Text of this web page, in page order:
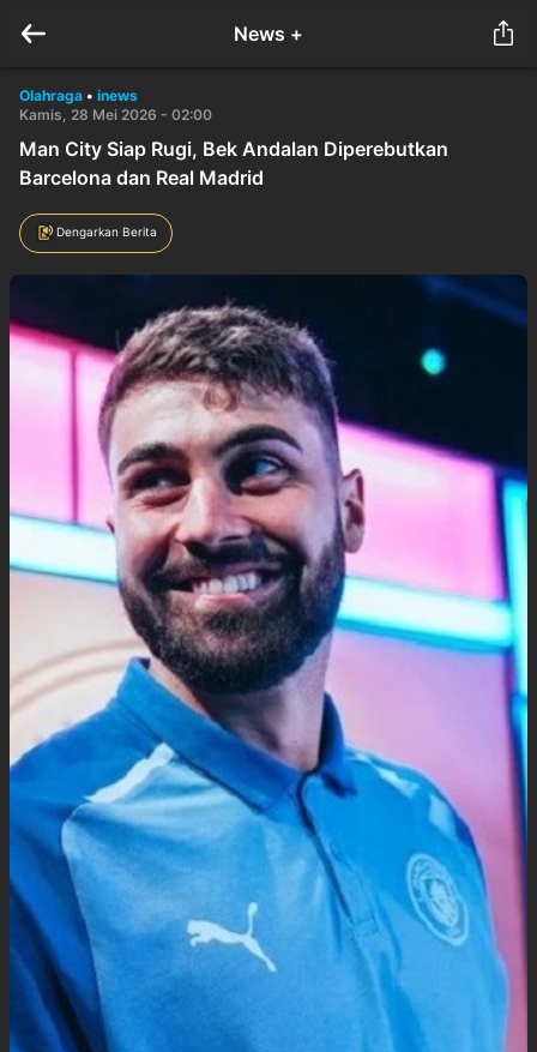
News +
Olahraga • inews
Kamis, 28 Mei 2026 - 02:00
Man City Siap Rugi, Bek Andalan Diperebutkan
Barcelona dan Real Madrid
Dengarkan Berita